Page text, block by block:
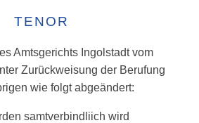
TENOR
Amtsgerichts Ingolstadt vom
Zurückweisung der Berufung
wie folgt abgeändert:
samtverbindliich wird